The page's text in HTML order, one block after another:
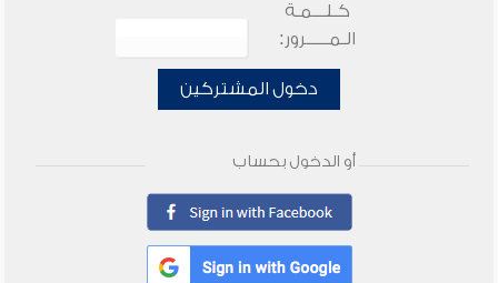
كـلـــمـة
الـمـــــرور:
دخول المشتركين
أو الدخول بحساب